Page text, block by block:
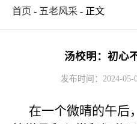
首页 - 五老风采 - 正文
汤校明：初心
发布时间：2024-05-
在一个微晴的午后